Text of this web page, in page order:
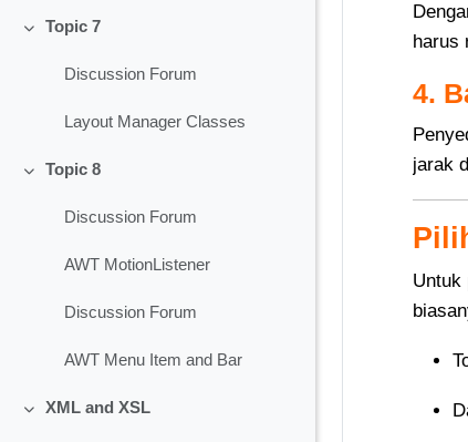
Collapse
Topic 7
Discussion Forum
Layout Manager Classes
Collapse
Topic 8
Discussion Forum
AWT MotionListener
Discussion Forum
AWT Menu Item and Bar
XML and XSL
harus
4.
jarak
Untuk